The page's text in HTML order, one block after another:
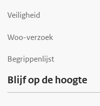
e
r
Veiligheid
Woo-verzoek
Begrippenlijst
Blijf op de hoogte